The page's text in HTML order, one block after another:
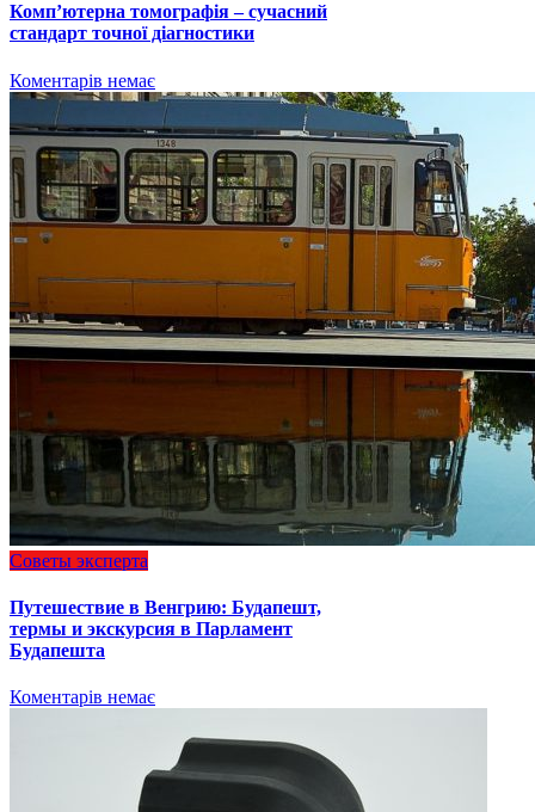
Комп’ютерна томографія – сучасний
стандарт точної діагностики
Коментарів немає
Советы эксперта
Путешествие в Венгрию: Будапешт,
термы и экскурсия в Парламент
Будапешта
Коментарів немає